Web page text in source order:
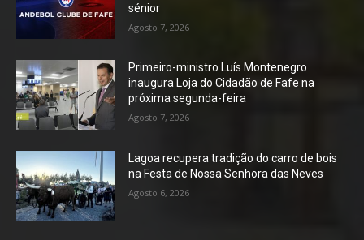
sénior
Agosto 7, 2026
Primeiro-ministro Luís Montenegro
inaugura Loja do Cidadão de Fafe na
próxima segunda-feira
Agosto 7, 2026
Lagoa recupera tradição do carro de bois
na Festa de Nossa Senhora das Neves
Agosto 6, 2026